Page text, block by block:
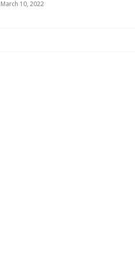
March 10, 2022